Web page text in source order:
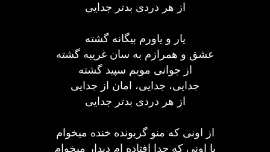
از هر دردی بدتر جدایی
یار و یاورم بیگانه گشته
عشق و همرازم به سان غریبه گشته
از جوانی مویم سپید گشته
جدایی، جدایی، امان از جدایی
از هر دردی بدتر جدایی
از اونی که منو گریونده خنده میخوام
با اونی که جدا افتاده ام دیدار میخوام